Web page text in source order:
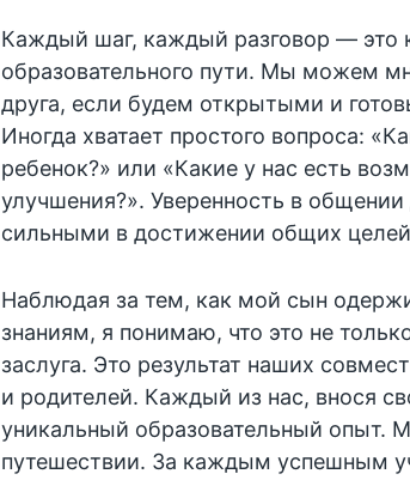
Каждый шаг, каждый разговор — это
образовательного пути. Мы можем
друга, если будем открытыми и
Иногда хватает простого вопроса:
ребенок?» или «Какие у нас есть
улучшения?». Уверенность в общении
сильными в достижении общих
Наблюдая за тем, как мой сын
знаниям, я понимаю, что это не
заслуга. Это результат наших
и родителей. Каждый из нас, внося
уникальный образовательный опыт.
путешествии. За каждым успешным